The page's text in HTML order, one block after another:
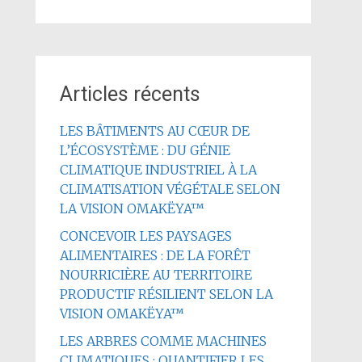
Articles récents
LES BÂTIMENTS AU CŒUR DE
L’ÉCOSYSTÈME : DU GÉNIE
CLIMATIQUE INDUSTRIEL À LA
CLIMATISATION VÉGÉTALE SELON
LA VISION OMAKËYA™
CONCEVOIR LES PAYSAGES
ALIMENTAIRES : DE LA FORÊT
NOURRICIÈRE AU TERRITOIRE
PRODUCTIF RÉSILIENT SELON LA
VISION OMAKËYA™
LES ARBRES COMME MACHINES